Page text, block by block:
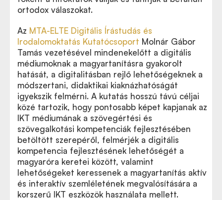
ortodox válaszokat.
Az MTA-ELTE Digitális Írástudás és
Irodalomoktatás Kutatócsoport Molnár Gábor
Tamás vezetésével mindenekelőtt a digitális
médiumoknak a magyartanításra gyakorolt
hatását, a digitalitásban rejlő lehetőségeknek a
módszertani, didaktikai kiaknázhatóságát
igyekszik felmérni. A kutatás hosszú távú céljai
közé tartozik, hogy pontosabb képet kapjanak az
IKT médiumának a szövegértési és
szövegalkotási kompetenciák fejlesztésében
betöltött szerepéről, felmérjék a digitális
kompetencia fejlesztésének lehetőségét a
magyaróra keretei között, valamint
lehetőségeket keressenek a magyartanítás aktív
és interaktív szemléletének megvalósítására a
korszerű IKT eszközök használata mellett.